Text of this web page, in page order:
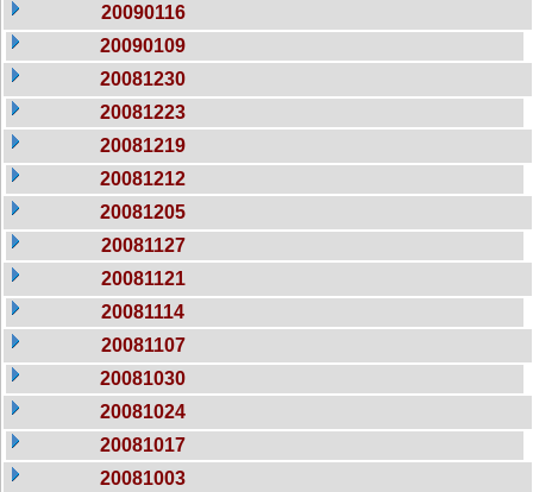
20090116
20090109
20081230
20081223
20081219
20081212
20081205
20081127
20081121
20081114
20081107
20081030
20081024
20081017
20081003